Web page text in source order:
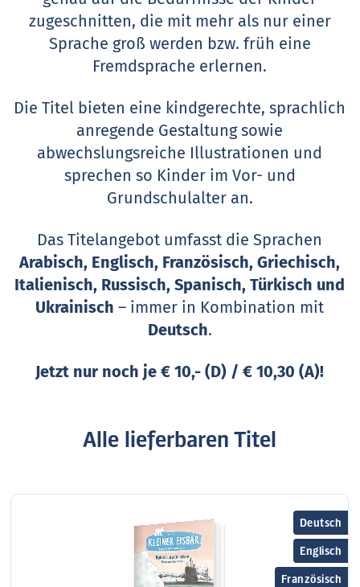
zugeschnitten, die mit mehr als nur einer
Sprache groß werden bzw. früh eine
Fremdsprache erlernen.
Die Titel bieten eine kindgerechte, sprachlich
anregende Gestaltung sowie
abwechslungsreiche Illustrationen und
sprechen so Kinder im Vor- und
Grundschulalter an.
Das Titelangebot umfasst die Sprachen
Arabisch, Englisch, Französisch, Griechisch,
Italienisch, Russisch, Spanisch, Türkisch und
Ukrainisch – immer in Kombination mit
Deutsch.
Jetzt nur noch je € 10,- (D) / € 10,30 (A)!
Alle lieferbaren Titel
Deutsch
Englisch
Französisch